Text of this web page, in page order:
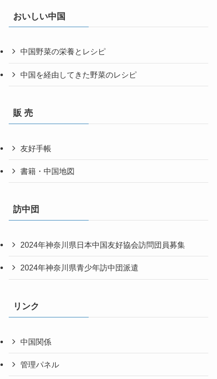
おいしい中国
中国野菜の栄養とレシピ
中国を経由してきた野菜のレシピ
販 売
友好手帳
書籍・中国地図
訪中団
2024年神奈川県日本中国友好協会訪問団員募集
2024年神奈川県青少年訪中団派遣
リンク
中国関係
管理パネル